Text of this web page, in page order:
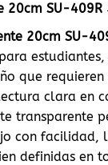
20cm SU-409R
20cm SU-
que requieren
clara en
transparente
con facilidad,
definidas en